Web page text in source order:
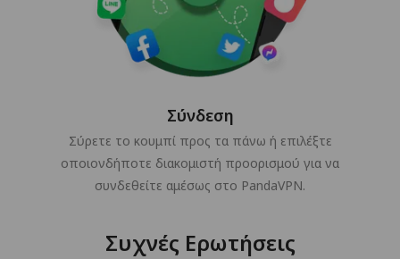
Σύνδεση
Σύρετε το κουμπί προς τα πάνω ή επιλέξτε
οποιονδήποτε διακομιστή προορισμού για να
συνδεθείτε αμέσως στο PandaVPN.
Συχνές Ερωτήσεις